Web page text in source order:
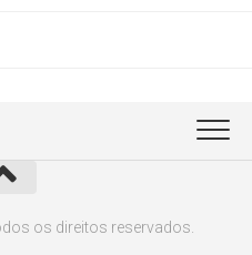
os direitos reservados.